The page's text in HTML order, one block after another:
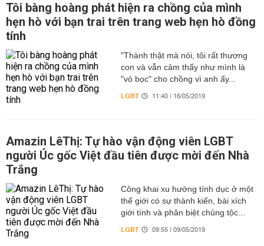
Tôi bàng hoàng phát hiện ra chồng của mình
hẹn hò với bạn trai trên trang web hẹn hò đồng
tính
"Thành thật mà nói, tôi rất thương
con và vẫn cảm thấy như mình là
"vỏ bọc" cho chồng vì anh ấy...
LGBT 11:40 | 16/05/2019
Amazin LêThị: Tự hào vận động viên LGBT
người Úc gốc Việt đầu tiên được mời đến Nhà
Trắng
Công khai xu hướng tính dục ở một
thế giới có sự thành kiến, bài xích
giới tính và phân biệt chủng tộc...
LGBT 09:55 | 09/05/2019